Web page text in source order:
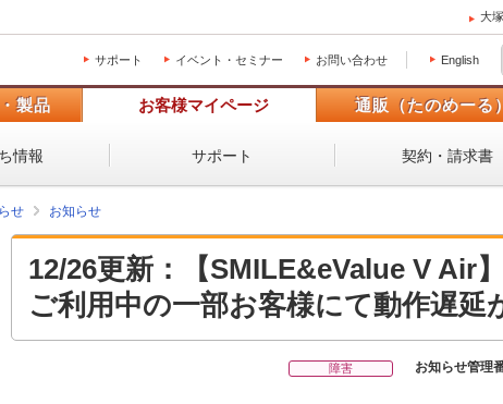
大
サポート イベント・セミナー お問い合わせ English
製品 お客様マイページ 通販（たのめーる）
情報 サポート 契約・請求書
せ お知らせ
12/26更新：【SMILE&eValue V Air
ご利用中の一部お客様にて動作遅延
障害 お知らせ管理